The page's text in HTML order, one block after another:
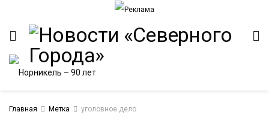
Главная Метка уголовное дело